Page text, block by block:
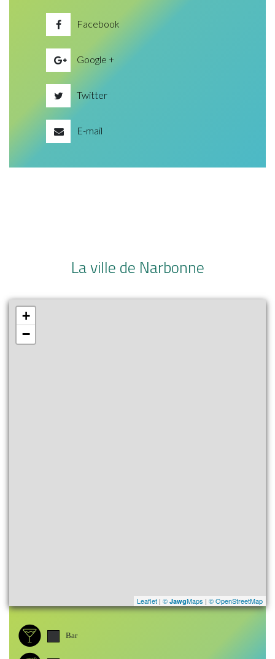
Facebook
Google +
Twitter
E-mail
La ville de Narbonne
+
−
Leaflet | © JawgMaps | © OpenStreetMap
Bar